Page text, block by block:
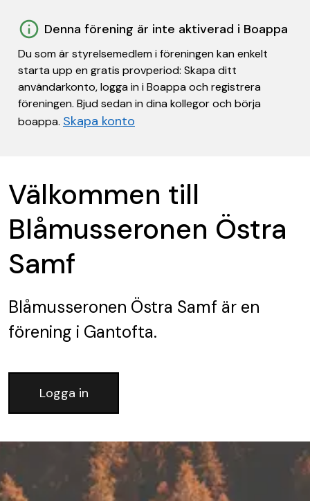
Denna förening är inte aktiverad i Boappa
Du som är styrelsemedlem i föreningen kan enkelt
starta upp en gratis provperiod: Skapa ditt
användarkonto, logga in i Boappa och registrera
föreningen. Bjud sedan in dina kollegor och börja
boappa. Skapa konto
Välkommen till
Blåmusseronen Östra
Samf
Blåmusseronen Östra Samf är en
förening i Gantofta.
Logga in